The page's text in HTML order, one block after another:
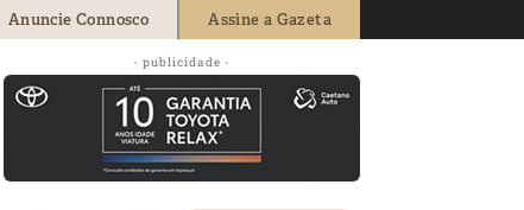
Anuncie Connosco Assine a Gazeta
- publicidade -